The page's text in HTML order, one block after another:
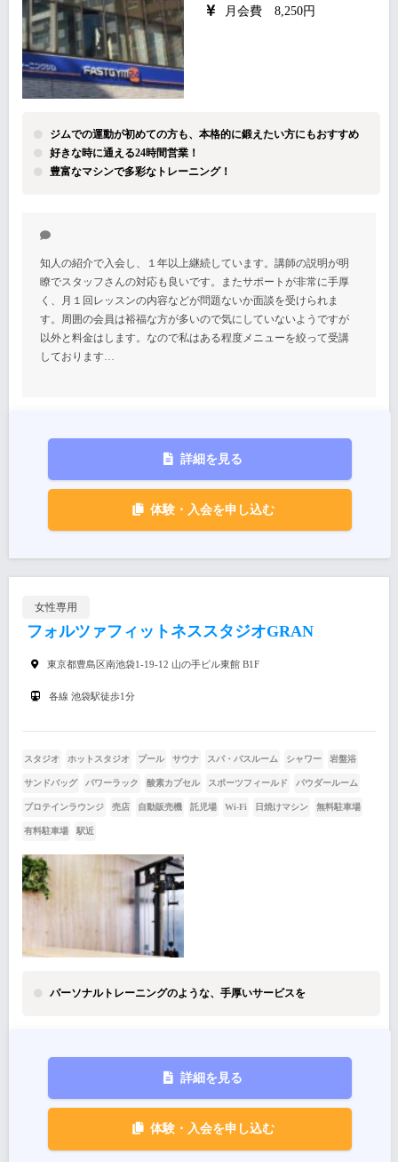
月会費 8,250円
ジムでの運動が初めての方も、本格的に鍛えたい方にもおすすめ
好きな時に通える24時間営業！
豊富なマシンで多彩なトレーニング！
知人の紹介で入会し、１年以上継続しています。講師の説明が明
瞭でスタッフさんの対応も良いです。またサポートが非常に手厚
く、月１回レッスンの内容などが問題ないか面談を受けられま
す。周囲の会員は裕福な方が多いので気にしていないようですが
以外と料金はします。なので私はある程度メニューを絞って受講
しております…
詳細を見る
体験・入会を申し込む
女性専用
フォルツァフィットネススタジオGRAN
東京都豊島区南池袋1-19-12 山の手ビル東館 B1F
各線 池袋駅徒歩1分
スタジオ ホットスタジオ プール サウナ スパ・バスルーム シャワー 岩盤浴
サンドバッグ パワーラック 酸素カプセル スポーツフィールド パウダールーム
プロテインラウンジ 売店 自動販売機 託児場 Wi-Fi 日焼けマシン 無料駐車場
有料駐車場 駅近
パーソナルトレーニングのような、手厚いサービスを
詳細を見る
体験・入会を申し込む